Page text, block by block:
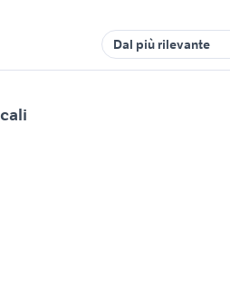
Dal più rilevante